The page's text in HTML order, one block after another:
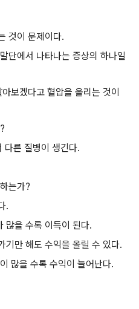
것이 문제이다.
단에서 나타나는 증상의 하나일
보겠다고 혈압을 올리는 것이
다른 질병이 생긴다.
는가?
.
많을 수록 이득이 된다.
기만 해도 수익을 올릴 수 있다.
많을 수록 수익이 늘어난다.